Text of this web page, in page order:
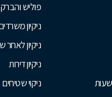
פוליש
ניקיון
ניקיון לאחר
ניקיון דירות
ניקוי שטיחים